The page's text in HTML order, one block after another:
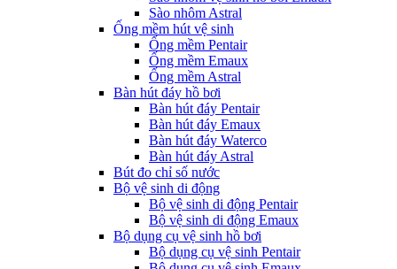
Sào nhôm Astral
Ống mềm hút vệ sinh
Ống mềm Pentair
Ống mềm Emaux
Ống mềm Astral
Bàn hút đáy hồ bơi
Bàn hút đáy Pentair
Bàn hút đáy Emaux
Bàn hút đáy Waterco
Bàn hút đáy Astral
Bút đo chỉ số nước
Bộ vệ sinh di động
Bộ vệ sinh di động Pentair
Bộ vệ sinh di động Emaux
Bộ dụng cụ vệ sinh hồ bơi
Bộ dụng cụ vệ sinh Pentair